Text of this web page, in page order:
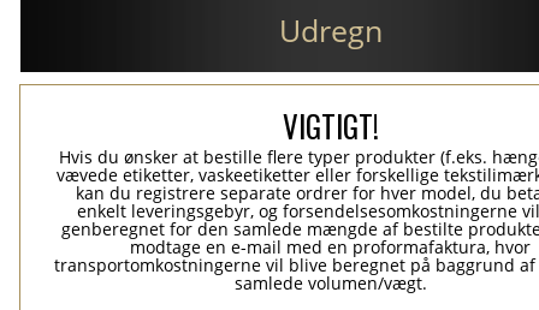
Udregn
VIGTIGT!
Hvis du ønsker at bestille flere typer produkter (f.eks.
vævede etiketter, vaskeetiketter eller forskellige
kan du registrere separate ordrer for hver model, du
enkelt leveringsgebyr, og forsendelsesomkostningerne
genberegnet for den samlede mængde af bestilte
modtage en e-mail med en proformafaktura, hvor
transportomkostningerne vil blive beregnet på baggrund af
samlede volumen/vægt.